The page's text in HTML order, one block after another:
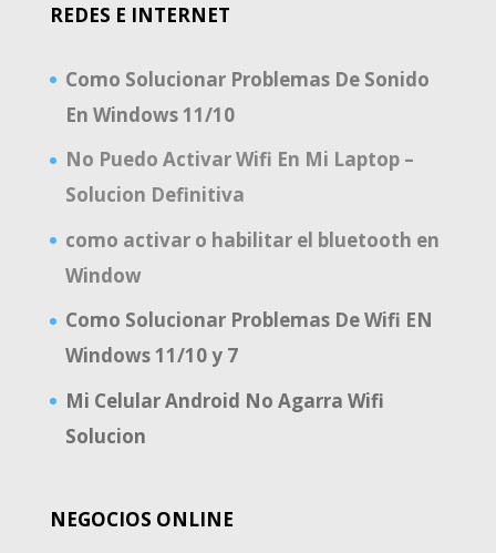
REDES E INTERNET
Como Solucionar Problemas De Sonido
En Windows 11/10
No Puedo Activar Wifi En Mi Laptop –
Solucion Definitiva
como activar o habilitar el bluetooth en
Window
Como Solucionar Problemas De Wifi EN
Windows 11/10 y 7
Mi Celular Android No Agarra Wifi
Solucion
NEGOCIOS ONLINE